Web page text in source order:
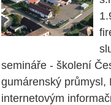
semináře - školení
gumárenský průmysl,
internetovým